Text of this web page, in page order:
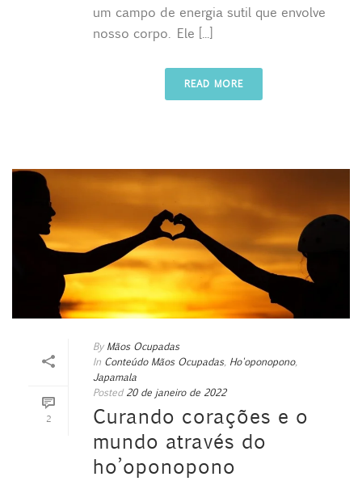
um campo de energia sutil que envolve
nosso corpo. Ele [...]
READ MORE
2
By Mãos Ocupadas
In Conteúdo Mãos Ocupadas, Ho'oponopono,
Japamala
Posted 20 de janeiro de 2022
Curando corações e o
mundo através do
ho’oponopono